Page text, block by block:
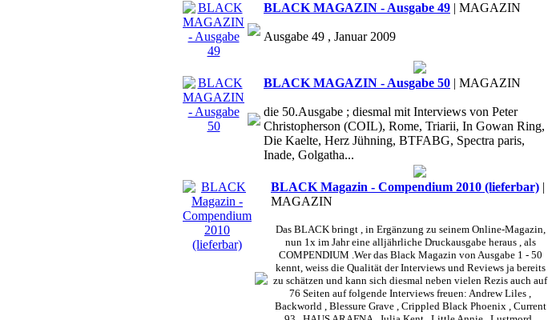
BLACK MAGAZIN - Ausgabe 49 | MAGAZIN
Ausgabe 49 , Januar 2009
BLACK MAGAZIN - Ausgabe 50 | MAGAZIN
die 50.Ausgabe ; diesmal mit Interviews von Peter
Christopherson (COIL), Rome, Triarii, In Gowan Ring,
Die Kaelte, Herz Jühning, BTFABG, Spectra paris,
Inade, Golgatha...
BLACK Magazin - Compendium 2010 (lieferbar) |
MAGAZIN
Das BLACK bringt , in Ergänzung zu seinem Online-Magazin,
nun 1x im Jahr eine alljährliche Druckausgabe heraus , als
COMPENDIUM .Wer das Black Magazin von Ausgabe 1 - 50
kennt, weiss die Qualität der Interviews und Reviews ja bereits
zu schätzen und kann sich diesmal neben vielen Rezis auch auf
76 Seiten auf folgende Interviews freuen: Andrew Liles ,
Backworld , Blessure Grave , Crippled Black Phoenix , Current